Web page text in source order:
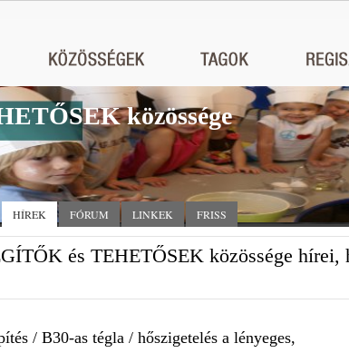
közössége
HÍREK FÓRUM LINKEK FRISS
és TEHETŐSEK közössége hírei,
/ B30-as tégla / hőszigetelés a lényeges,